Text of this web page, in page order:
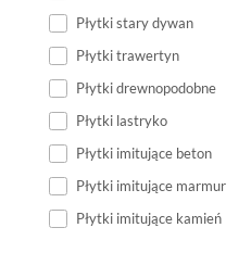
Płytki stary dywan
Płytki trawertyn
Płytki drewnopodobne
Płytki lastryko
Płytki imitujące beton
Płytki imitujące marmur
Płytki imitujące kamień